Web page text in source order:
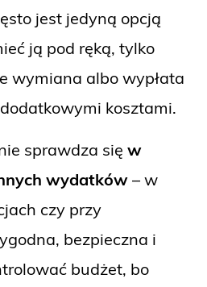
jest jedyną opcją
ją pod ręką, tylko
wymiana albo wypłata
kosztami.
sprawdza się w
wydatków – w
czy przy
bezpieczna i
budżet, bo